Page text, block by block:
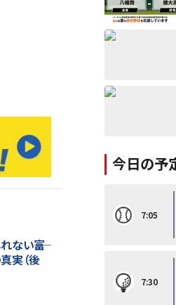
ない――富
実（後
今日の予
7:05
7:30